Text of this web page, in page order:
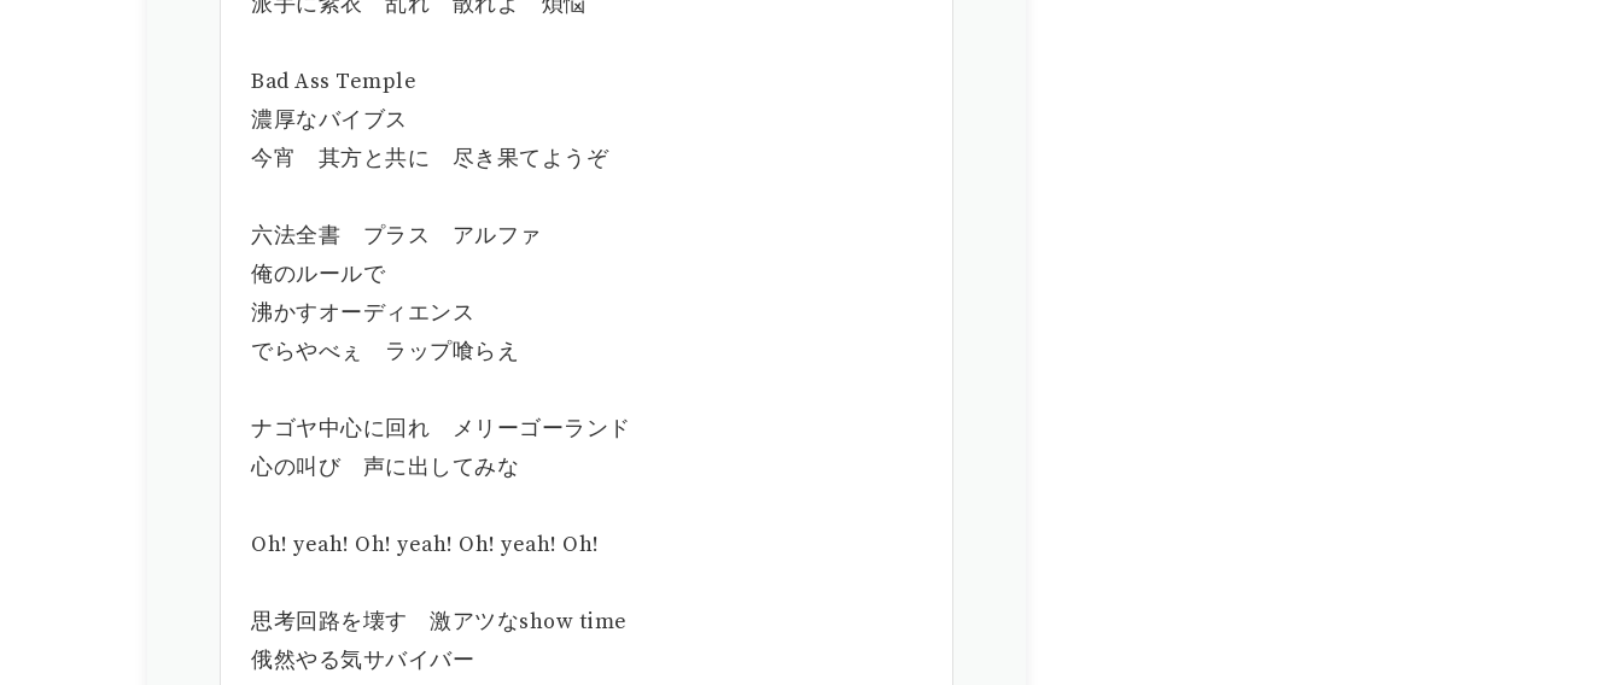
Bad Ass Temple
濃厚なバイブス
今宵 其方と共に 尽き果てようぞ
六法全書 プラス アルファ
俺のルールで
沸かすオーディエンス
でらやべぇ ラップ喰らえ
ナゴヤ中心に回れ メリーゴーランド
心の叫び 声に出してみな
Oh! yeah! Oh! yeah! Oh! yeah! Oh!
思考回路を壊す 激アツなshow time
俄然やる気サバイバー